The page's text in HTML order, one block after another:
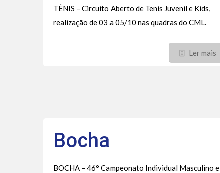
TÊNIS – Circuito Aberto de Tenis Juvenil e Kids,
realização de 03 a 05/10 nas quadras do CML.
Ler mais
Bocha
BOCHA – 46° Campeonato Individual Masculino e